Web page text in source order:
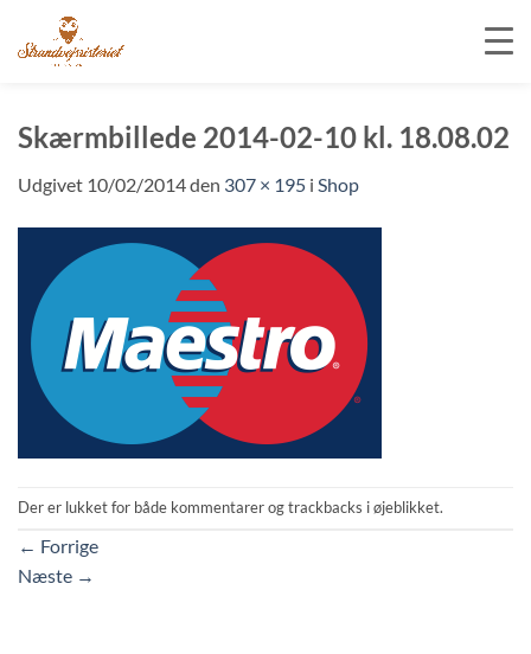
indhold
Skærmbillede 2014-02-10 kl. 18.08.02
Udgivet 10/02/2014den 307 × 195 i Shop
Der er lukket for både kommentarer og trackbacks i øjeblikket.
← Forrige
Næste →